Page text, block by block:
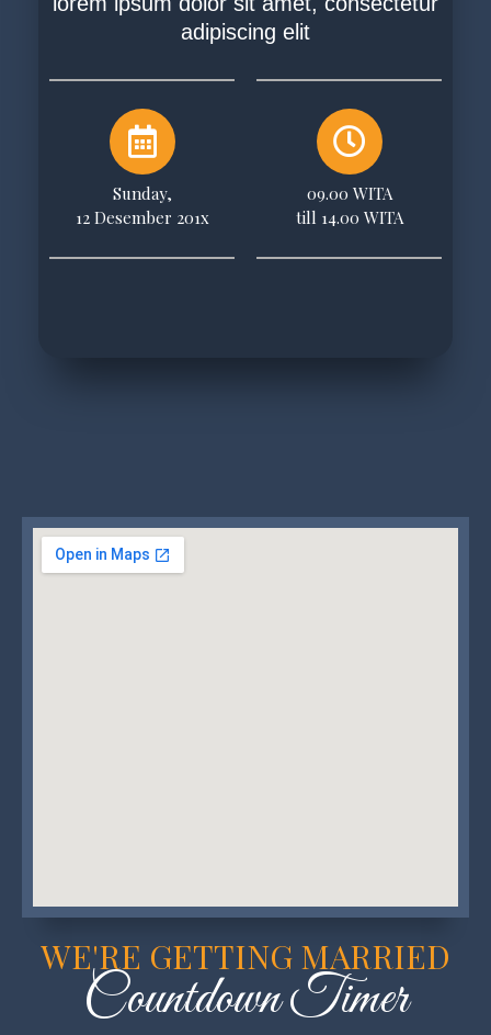
adipiscing elit
Sunday,
12 Desember 201x
09.00 WITA
till 14.00 WITA
WE'RE GETTING MARRIED
Countdown Timer